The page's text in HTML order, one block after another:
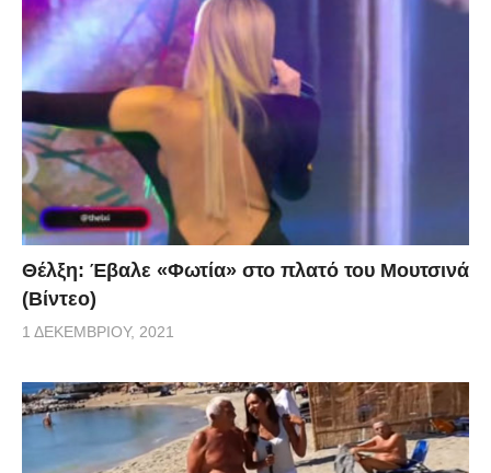
Θέλξη: Έβαλε «Φωτία» στο πλατό του Μουτσινά
(Βίντεο)
1 ΔΕΚΕΜΒΡΊΟΥ, 2021